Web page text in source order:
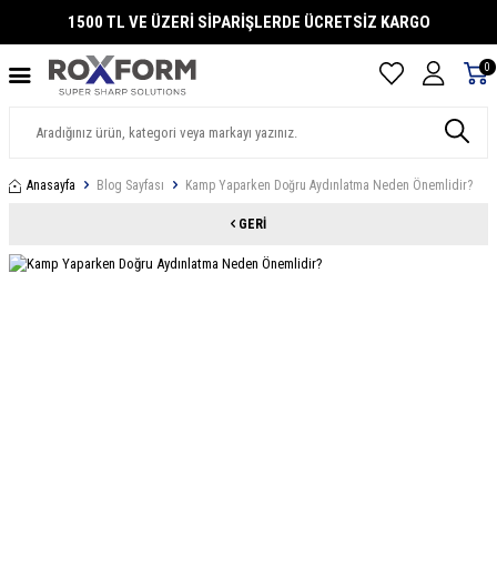
1500 TL VE ÜZERİ SİPARİŞLERDE ÜCRETSİZ KARGO
0
Anasayfa Blog Sayfası Kamp Yaparken Doğru Aydınlatma Neden Önemlidir?
GERI